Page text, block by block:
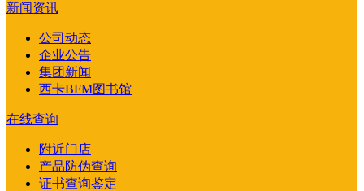
新闻资讯
公司动态
企业公告
集团新闻
西卡BFM图书馆
在线查询
附近门店
产品防伪查询
证书查询鉴定